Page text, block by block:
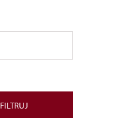
FILTRUJ